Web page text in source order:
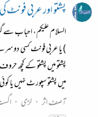
پشتو اور عربی
السلام علیکم، احباب
) یا عربی فونٹ کسی
پشتو میں پشتو کے کچھ
میں پشتو سپورٹ نہیں یا
آصف اثر لڑی اگست